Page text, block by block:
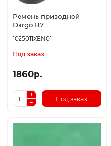
Ремень приводной
Dargo H7
1025011XEN01
Под заказ
1860р.
Под заказ